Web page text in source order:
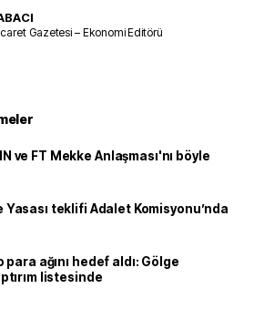
Gazetesi – Ekonomi Editörü
ve FT Mekke Anlaşması'nı böyle
teklifi Adalet Komisyonu’nda
para ağını hedef aldı: Gölge
listesinde